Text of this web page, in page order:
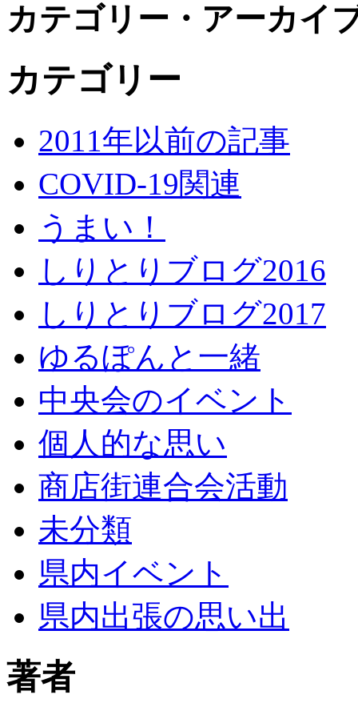
カテゴリー・アーカイ
カテゴリー
2011年以前の記事
COVID-19関連
うまい！
しりとりブログ2016
しりとりブログ2017
ゆるぽんと一緒
中央会のイベント
個人的な思い
商店街連合会活動
未分類
県内イベント
県内出張の思い出
著者